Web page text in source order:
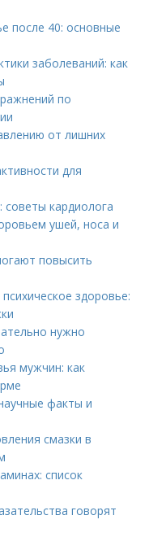
после 40: основные
заболеваний: как
по
от лишних
для
советы кардиолога
ушей, носа и
повысить
здоровье:
нужно
мужчин: как
факты и
смазки в
список
говорят